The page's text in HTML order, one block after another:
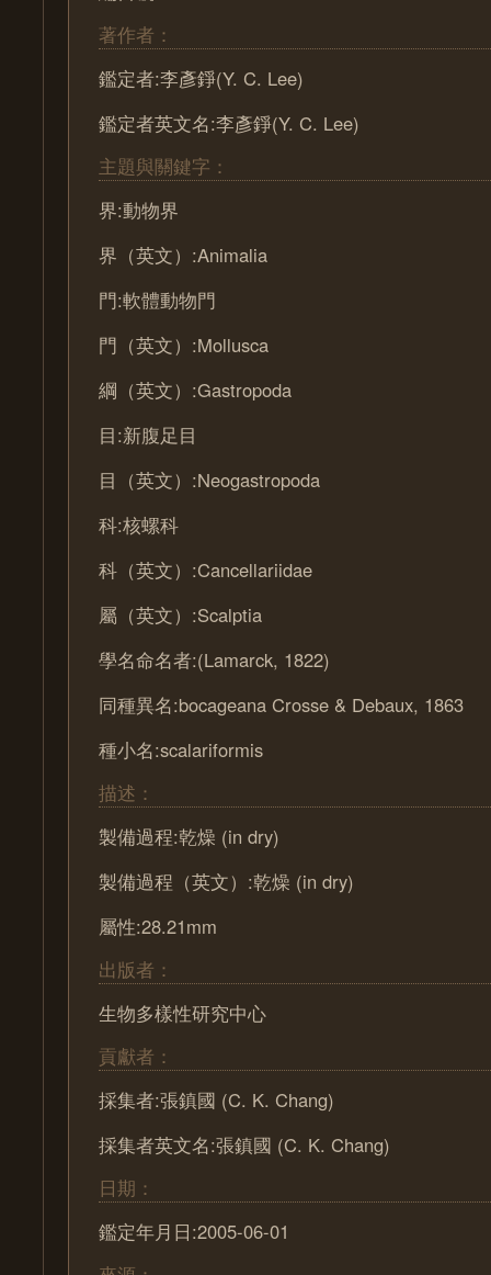
著作者：
鑑定者:李彥錚(Y. C. Lee)
鑑定者英文名:李彥錚(Y. C. Lee)
主題與關鍵字：
界:動物界
界（英文）:Animalia
門:軟體動物門
門（英文）:Mollusca
綱（英文）:Gastropoda
目:新腹足目
目（英文）:Neogastropoda
科:核螺科
科（英文）:Cancellariidae
屬（英文）:Scalptia
學名命名者:(Lamarck, 1822)
同種異名:bocageana Crosse & Debaux, 1863
種小名:scalariformis
描述：
製備過程:乾燥 (in dry)
製備過程（英文）:乾燥 (in dry)
屬性:28.21mm
出版者：
生物多樣性研究中心
貢獻者：
採集者:張鎮國 (C. K. Chang)
採集者英文名:張鎮國 (C. K. Chang)
日期：
鑑定年月日:2005-06-01